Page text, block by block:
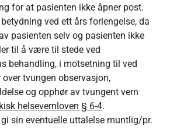
for at pasienten ikke åpner post.
ved ett års forlengelse, da
pasienten selv og pasienten ikke
til å være til stede ved
behandling, i motsetning til ved
tvungen observasjon,
og opphør av tvungent vern
helsevernloven § 6-4.
sin eventuelle uttalelse muntlig/pr.